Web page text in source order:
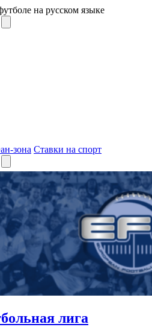
на русском языке
зона Ставки на спорт
лига